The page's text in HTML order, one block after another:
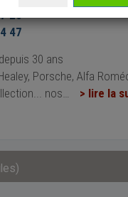
20
47
30 ans
Porsche, Alfa
nos… > lire la